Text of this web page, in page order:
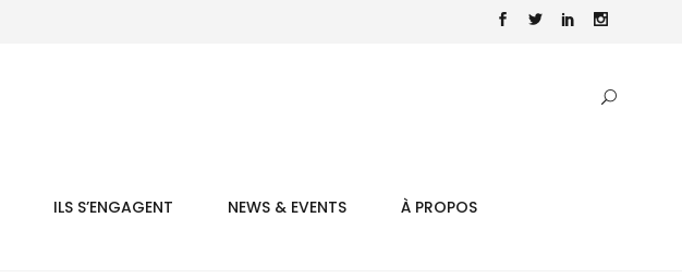
ILS S’ENGAGENT NEWS & EVENTS À PROPOS